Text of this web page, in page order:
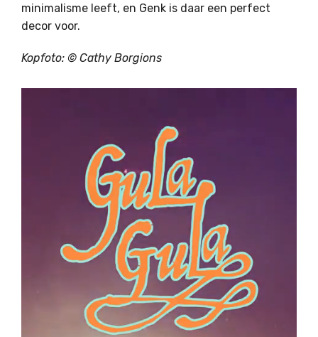
minimalisme leeft, en Genk is daar een perfect
decor voor.
Kopfoto: © Cathy Borgions